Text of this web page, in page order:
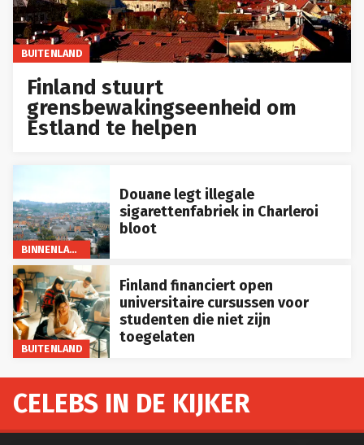
BUITENLAND
Finland stuurt
grensbewakingseenheid om
Estland te helpen
BINNENLAND
Douane legt illegale
sigarettenfabriek in Charleroi
bloot
BUITENLAND
Finland financiert open
universitaire cursussen voor
studenten die niet zijn
toegelaten
CELEBS IN DE KIJKER